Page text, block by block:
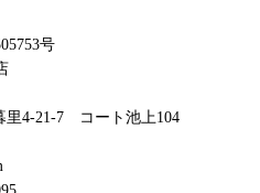
号
里4-21-7 コート池上104